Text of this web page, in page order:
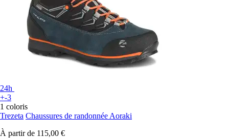
24h
+-3
1 coloris
Trezeta Chaussures de randonnée Aoraki
À partir de 115,00 €